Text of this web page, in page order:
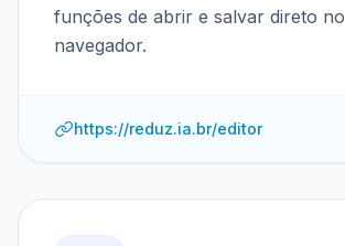
funções de abrir e salvar direto no
navegador.
https://reduz.ia.br/editor